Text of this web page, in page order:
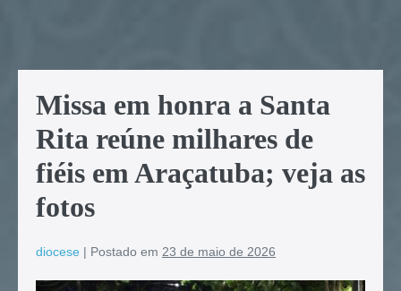
Missa em honra a Santa
Rita reúne milhares de
fiéis em Araçatuba; veja as
fotos
diocese | Postado em 23 de maio de 2026